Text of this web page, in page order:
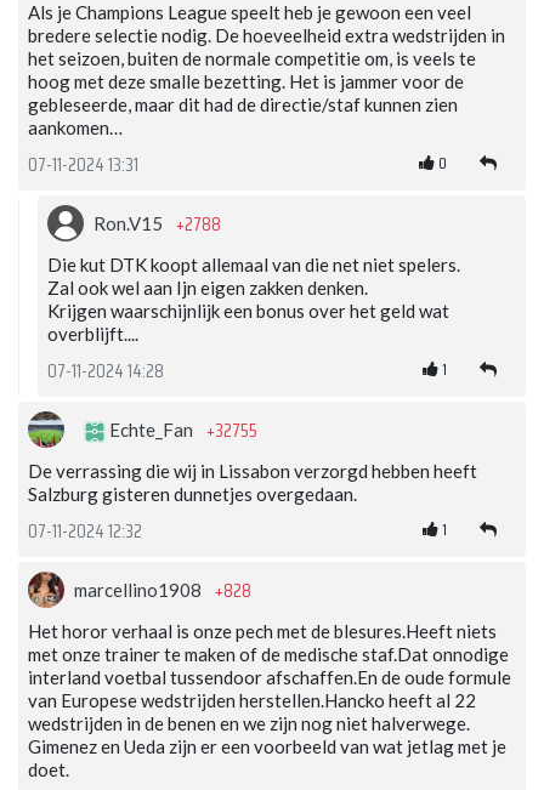
Als je Champions League speelt heb je gewoon een veel
bredere selectie nodig. De hoeveelheid extra wedstrijden in
het seizoen, buiten de normale competitie om, is veels te
hoog met deze smalle bezetting. Het is jammer voor de
gebleseerde, maar dit had de directie/staf kunnen zien
aankomen…
07-11-2024 13:31 0
Ron.V15 +2788
Die kut DTK koopt allemaal van die net niet spelers.
Zal ook wel aan Ijn eigen zakken denken.
Krijgen waarschijnlijk een bonus over het geld wat
overblijft....
07-11-2024 14:28 1
Echte_Fan +32755
De verrassing die wij in Lissabon verzorgd hebben heeft
Salzburg gisteren dunnetjes overgedaan.
07-11-2024 12:32 1
marcellino1908 +828
Het horor verhaal is onze pech met de blesures.Heeft niets
met onze trainer te maken of de medische staf.Dat onnodige
interland voetbal tussendoor afschaffen.En de oude formule
van Europese wedstrijden herstellen.Hancko heeft al 22
wedstrijden in de benen en we zijn nog niet halverwege.
Gimenez en Ueda zijn er een voorbeeld van wat jetlag met je
doet.